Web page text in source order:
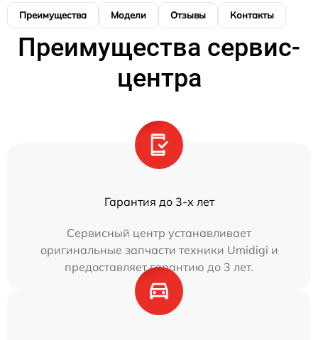
Преимущества Модели Отзывы Контакты
Преимущества сервис-
центра
Гарантия до 3-х лет
Сервисный центр устанавливает
оригинальные запчасти техники Umidigi и
предоставляет гарантию до 3 лет.